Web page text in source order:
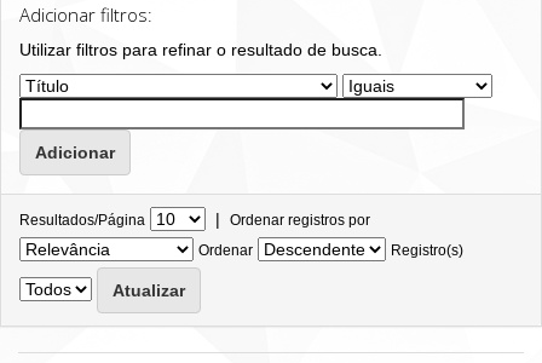
Adicionar filtros:
Utilizar filtros para refinar o resultado de busca.
Resultados/Página | Ordenar registros por
Ordenar
Registro(s)